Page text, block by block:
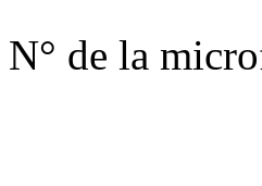
N° de la